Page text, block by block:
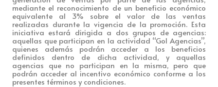
mediante el reconocimiento de un beneficio económico
equivalente al 3% sobre el valor de las ventas
realizadas durante la vigencia de la promoción. Esta
iniciativa estará dirigida a dos grupos de agencias:
aquellas que participan en la actividad “Gol Agencias”,
quienes además podrán acceder a los beneficios
definidos dentro de dicha actividad, y aquellas
agencias que no participan en la misma, pero que
podrán acceder al incentivo económico conforme a los
presentes términos y condiciones.